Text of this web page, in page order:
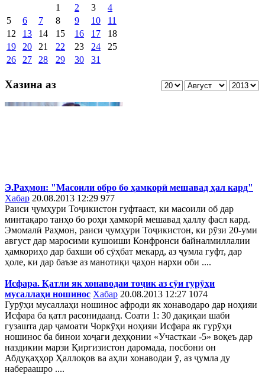
1
2 3
4
5
6 7 8 9 10
11
12
13 14 15 16 17
18
19
20 21 22 23 24
25
26
27 28 29 30 31
Хазина аз
Э.Раҳмон: "Масоили обро бо ҳамкорӣ мешавад ҳал кард"
Хабар 20.08.2013 12:29 977
Раиси ҷумҳури Тоҷикистон гуфтааст, ки масоили об дар
минтақаро танҳо бо роҳи ҳамкорӣ мешавад ҳаллу фасл кард.
Эмомалӣ Раҳмон, раиси ҷумҳури Тоҷикистон, ки рӯзи 20-уми
август дар маросими кушоиши Конфронси байналмиллалии
ҳамкориҳо дар бахши об сӯҳбат мекард, аз ҷумла гуфт, дар
ҳоле, ки дар баъзе аз манотиқи ҷаҳон нархи оби ....
Исфара. Қатли як хонаводаи тоҷик аз сӯи гурӯҳи
мусаллаҳи ношинос Хабар 20.08.2013 12:27 1074
Гурӯҳи мусаллаҳи ношинос афроди як хонаводаро дар ноҳияи
Исфара ба қатл расонидаанд. Соати 1: 30 дақиқаи шаби
гузашта дар ҷамоати Чоркӯҳи ноҳияи Исфара як гурӯҳи
ношинос ба бинои хоҷаги деҳқонии «Участкаи -5» воқеъ дар
наздикии марзи Қирғизистон даромада, посбони он
Абдуқаҳҳор Ҳаллоқов ва аҳли хонаводаи ӯ, аз ҷумла ду
набераашро ....